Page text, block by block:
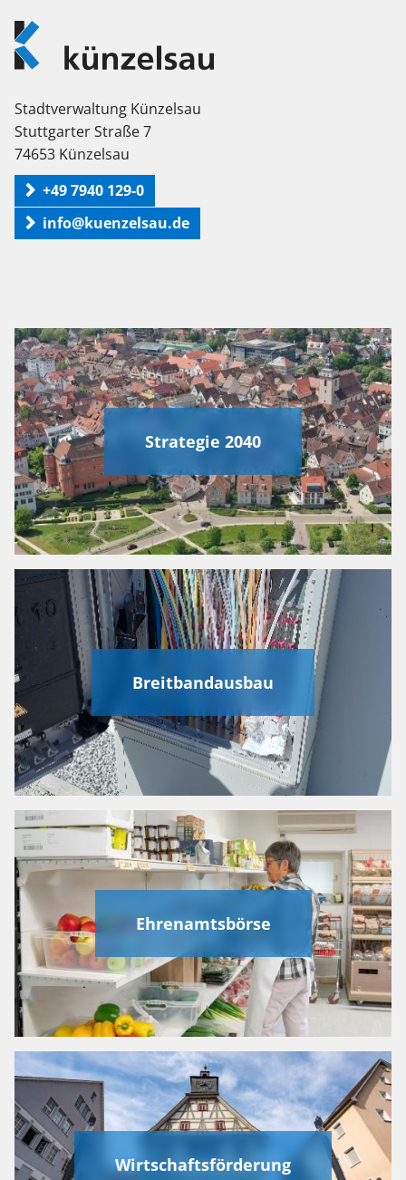
Logo
Künzelsau
Stadtverwaltung Künzelsau
Stuttgarter Straße 7
74653 Künzelsau
+49 7940 129-0
info@kuenzelsau.de
Strategie 2040
Breitbandausbau
Ehrenamtsbörse
Wirtschaftsförderung